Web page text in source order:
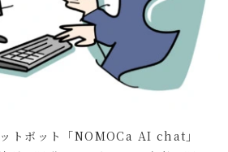
トボット「NOMOCa AI chat」